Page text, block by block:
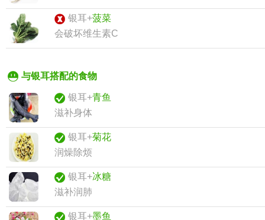
银耳+菠菜
会破坏维生素C
与银耳搭配的食物
银耳+青鱼
滋补身体
银耳+菊花
润燥除烦
银耳+冰糖
滋补润肺
银耳+墨鱼